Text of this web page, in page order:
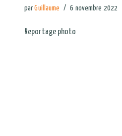
parGuillaume 6 novembre 2022
Reportage photo